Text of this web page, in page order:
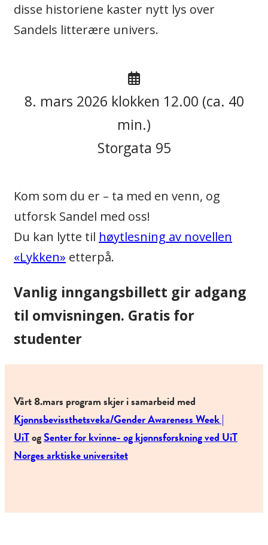
disse historiene kaster nytt lys over
Sandels litterære univers.
8. mars 2026 klokken 12.00 (ca. 40
min.)
Storgata 95
Kom som du er – ta med en venn, og
utforsk Sandel med oss!
Du kan lytte til høytlesning av novellen
«Lykken» etterpå.
Vanlig inngangsbillett gir adgang
til omvisningen. Gratis for
studenter
Vårt 8.mars program skjer i samarbeid med
Kjønnsbevissthetsveka/Gender Awareness Week |
UiTogSenter for kvinne- og kjønnsforskning ved UiT
Norges arktiske universitet